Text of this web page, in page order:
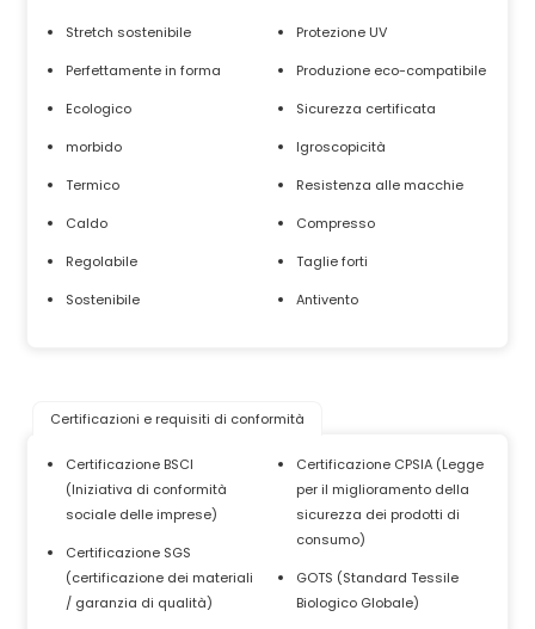
Stretch sostenibile
Perfettamente in forma
Ecologico
morbido
Termico
Caldo
Regolabile
Sostenibile
Protezione UV
Produzione eco-compatibile
Sicurezza certificata
Igroscopicità
Resistenza alle macchie
Compresso
Taglie forti
Antivento
Certificazioni e requisiti di conformità
Certificazione BSCI
(Iniziativa di conformità
sociale delle imprese)
Certificazione SGS
(certificazione dei materiali
/ garanzia di qualità)
Certificazione CPSIA (Legge
per il miglioramento della
sicurezza dei prodotti di
consumo)
GOTS (Standard Tessile
Biologico Globale)